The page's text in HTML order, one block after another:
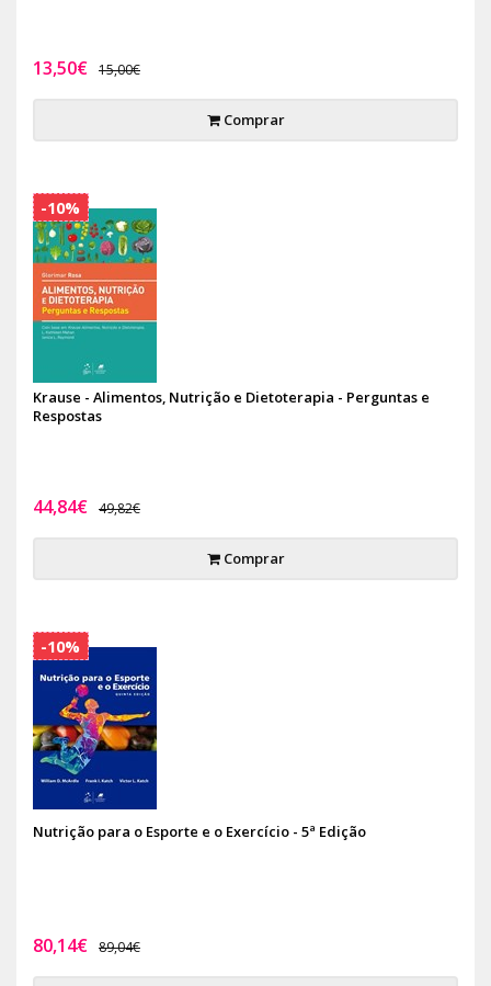
13,50€ 15,00€
Comprar
Krause - Alimentos, Nutrição e Dietoterapia - Perguntas e
Respostas
44,84€ 49,82€
Comprar
-10%
Nutrição para o Esporte e o Exercício - 5ª Edição
80,14€ 89,04€
-10%